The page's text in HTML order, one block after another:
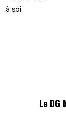
Le DG